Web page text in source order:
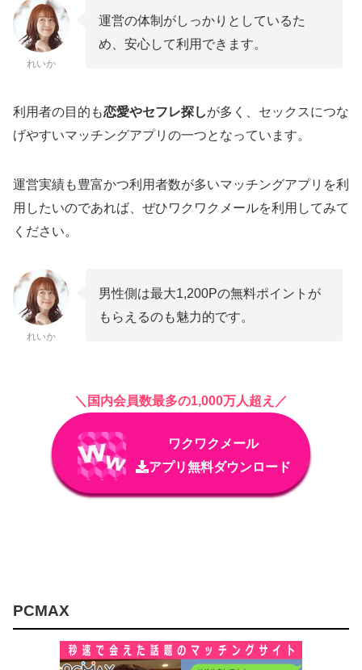
れいか
運営の体制がしっかりとしているた
め、安心して利用できます。
利用者の目的も恋愛やセフレ探しが多く、セックスにつな
げやすいマッチングアプリの一つとなっています。
運営実績も豊富かつ利用者数が多いマッチングアプリを利
用したいのであれば、ぜひワクワクメールを利用してみて
ください。
れいか
男性側は最大1,200Pの無料ポイントが
もらえるのも魅力的です。
＼国内会員数最多の1,000万人超え／
ワクワクメール
アプリ無料ダウンロード
PCMAX